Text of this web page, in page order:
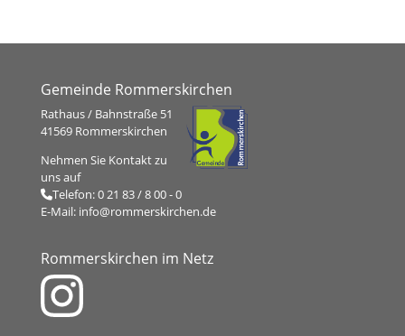
Gemeinde Rommerskirchen
Rathaus / Bahnstraße 51
41569 Rommerskirchen
Nehmen Sie Kontakt zu
uns auf
Telefon:0 21 83 / 8 00 - 0
E-Mail: info@rommerskirchen.de
Rommerskirchen im Netz